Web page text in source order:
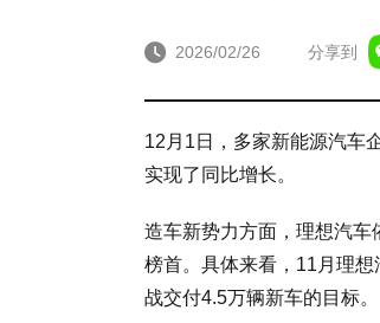
2026/02/26 分享到
12月1日，多家新能源汽车
实现了同比增长。
造车新势力方面，理想汽
榜首。具体来看，11月理
战交付4.5万辆新车的目标。